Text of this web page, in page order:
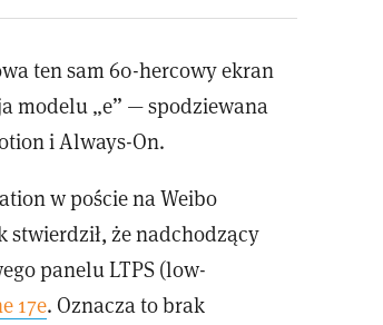
ten sam 60-hercowy ekran
modelu „e” — spodziewana
i Always-On.
w poście na Weibo
że nadchodzący
panelu LTPS (low-
17e. Oznacza to brak